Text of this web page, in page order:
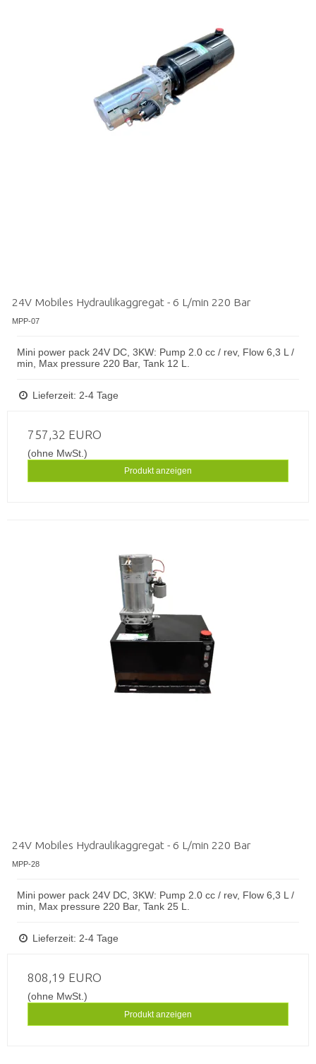
24V Mobiles Hydraulikaggregat - 6 L/min 220 Bar
MPP-07
Mini power pack 24V DC, 3KW: Pump 2.0 cc / rev, Flow 6,3 L /
min, Max pressure 220 Bar, Tank 12 L.
Lieferzeit: 2-4 Tage
757,32 EURO
(ohne MwSt.)
Produkt anzeigen
24V Mobiles Hydraulikaggregat - 6 L/min 220 Bar
MPP-28
Mini power pack 24V DC, 3KW: Pump 2.0 cc / rev, Flow 6,3 L /
min, Max pressure 220 Bar, Tank 25 L.
Lieferzeit: 2-4 Tage
808,19 EURO
(ohne MwSt.)
Produkt anzeigen